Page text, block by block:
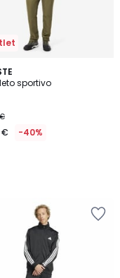
sportivo
€ -40%